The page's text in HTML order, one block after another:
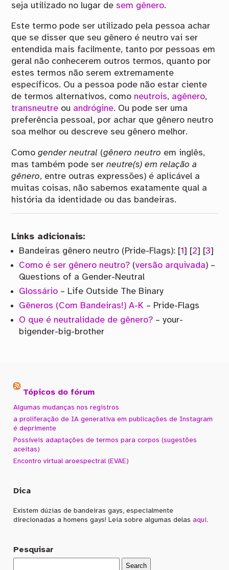
seja utilizado no lugar de sem gênero.
Este termo pode ser utilizado pela pessoa achar
que se disser que seu gênero é neutro vai ser
entendida mais facilmente, tanto por pessoas em
geral não conhecerem outros termos, quanto por
estes termos não serem extremamente
específicos. Ou a pessoa pode não estar ciente
de termos alternativos, como neutrois, agênero,
transneutre ou andrógine. Ou pode ser uma
preferência pessoal, por achar que gênero neutro
soa melhor ou descreve seu gênero melhor.
Comogender neutral (gênero neutro em inglês,
mas também pode serneutre(s) em relação a
gênero, entre outras expressões) é aplicável a
muitas coisas, não sabemos exatamente qual a
história da identidade ou das bandeiras.
Links adicionais:
Bandeiras gênero neutro (Pride-Flags): [1] [2] [3]
Como é ser gênero neutro? (versão arquivada) –
Questions of a Gender-Neutral
Glossário – Life Outside The Binary
Gêneros (Com Bandeiras!) A-K – Pride-Flags
O que é neutralidade de gênero? – your-
bigender-big-brother
Tópicos do fórum
Algumas mudanças nos registros
a proliferação de IA generativa em publicações de Instagram
é deprimente
Possíveis adaptações de termos para corpos (sugestões
aceitas)
Encontro virtual aroespectral (EVAE)
Dica
Existem dúzias de bandeiras gays, especialmente
direcionadas a homens gays! Leia sobre algumas delasaqui.
Pesquisar